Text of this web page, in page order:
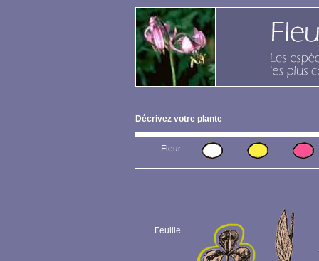
Décrivez votre plante
Fleur
Feuille